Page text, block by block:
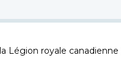
Légion royale